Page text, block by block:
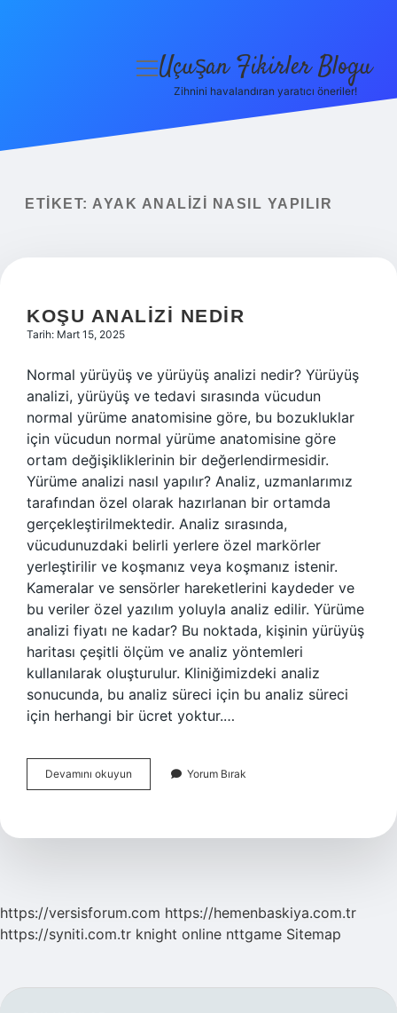
Yasal Uyarı
menüyü
Uçuşan Fikirler Blogu
Zihnini havalandıran yaratıcı öneriler!
ETIKET: AYAK ANALIZI NASIL YAPILIR
KOŞU ANALIZI NEDIR
Tarih: Mart 15, 2025
Normal yürüyüş ve yürüyüş analizi nedir? Yürüyüş
analizi, yürüyüş ve tedavi sırasında vücudun
normal yürüme anatomisine göre, bu bozukluklar
için vücudun normal yürüme anatomisine göre
ortam değişikliklerinin bir değerlendirmesidir.
Yürüme analizi nasıl yapılır? Analiz, uzmanlarımız
tarafından özel olarak hazırlanan bir ortamda
gerçekleştirilmektedir. Analiz sırasında,
vücudunuzdaki belirli yerlere özel markörler
yerleştirilir ve koşmanız veya koşmanız istenir.
Kameralar ve sensörler hareketlerini kaydeder ve
bu veriler özel yazılım yoluyla analiz edilir. Yürüme
analizi fiyatı ne kadar? Bu noktada, kişinin yürüyüş
haritası çeşitli ölçüm ve analiz yöntemleri
kullanılarak oluşturulur. Kliniğimizdeki analiz
sonucunda, bu analiz süreci için bu analiz süreci
için herhangi bir ücret yoktur.…
Devamını okuyun
Analizi
Yorum Bırak
https://versisforum.com https://hemenbaskiya.com.tr
https://syniti.com.tr knight online nttgame Sitemap